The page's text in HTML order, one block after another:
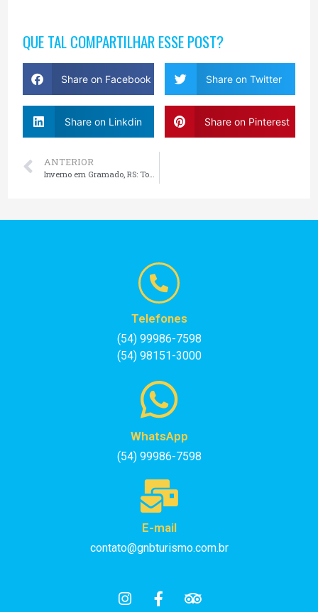
QUE TAL COMPARTILHAR ESSE POST?
Share on Facebook Share on Twitter
Share on Linkdin Share on Pinterest
ANTERIOR
Inverno em Gramado, RS: Top 3 Passeios Imperdíveis na Estação
Telefones
(54) 99986-7598
(54) 98151-3000
WhatsApp
(54) 99986-7598
E-mail
contato@gnbturismo.com.br